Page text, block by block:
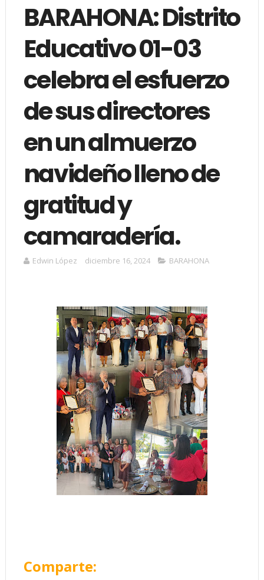
BARAHONA: Distrito
Educativo 01-03
celebra el esfuerzo
de sus directores
en un almuerzo
navideño lleno de
gratitud y
camaradería.
Edwin López diciembre 16, 2024 BARAHONA
Comparte: